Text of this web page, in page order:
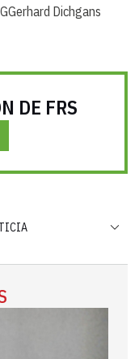
Gerhard Dichgans
DE FRS